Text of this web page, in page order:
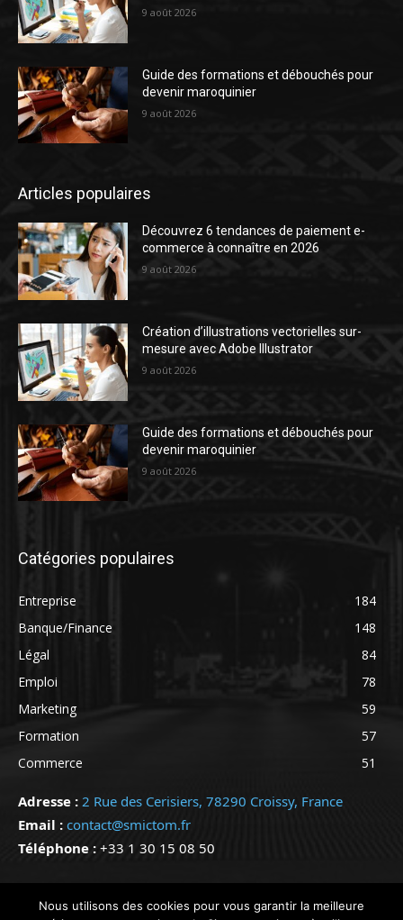
9 août 2026
Guide des formations et débouchés pour
devenir maroquinier
9 août 2026
Articles populaires
Découvrez 6 tendances de paiement e-
commerce à connaître en 2026
9 août 2026
Création d’illustrations vectorielles sur-
mesure avec Adobe Illustrator
9 août 2026
Guide des formations et débouchés pour
devenir maroquinier
9 août 2026
Catégories populaires
Entreprise
184
Banque/Finance
148
Légal
84
Emploi
78
Marketing
59
Formation
57
Commerce
51
Adresse : 2 Rue des Cerisiers, 78290 Croissy, France
Email : contact@smictom.fr
Téléphone : +33 1 30 15 08 50
@ Copyright 2024 - Tous droits réservés - @SMICTOM
Nous utilisons des cookies pour vous garantir la meilleure